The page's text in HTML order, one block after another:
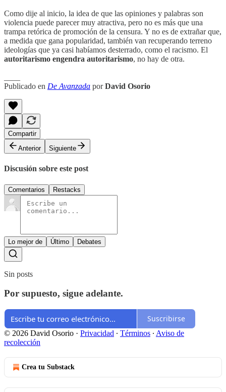
Como dije al inicio, la idea de que las opiniones y palabras son
violencia puede parecer muy atractiva, pero no es más que una
trampa retórica de promoción de la censura. Y no es de extrañar que,
a medida que gana popularidad, también van recuperando terreno
ideologías que ya casi habíamos desterrado, como el racismo. El
autoritarismo engendra autoritarismo, no hay de otra.
Publicado en De Avanzada porDavid Osorio
Compartir
Anterior
Siguiente
Discusión sobre este post
Comentarios Restacks
Lo mejor de Último Debates
Sin posts
Por supuesto, sigue adelante.
Suscribirse
© 2026 David Osorio · Privacidad ∙ Términos ∙ Aviso de
recolección
Crea tu Substack